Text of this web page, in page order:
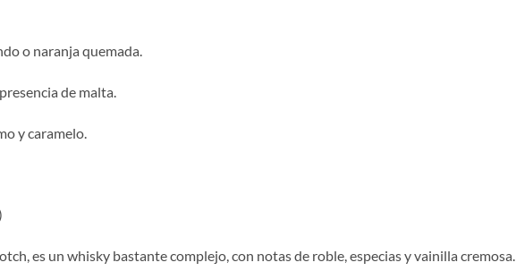
o naranja quemada.
de malta.
y caramelo.
es un whisky bastante complejo, con notas de roble, especias y vainilla cremosa.